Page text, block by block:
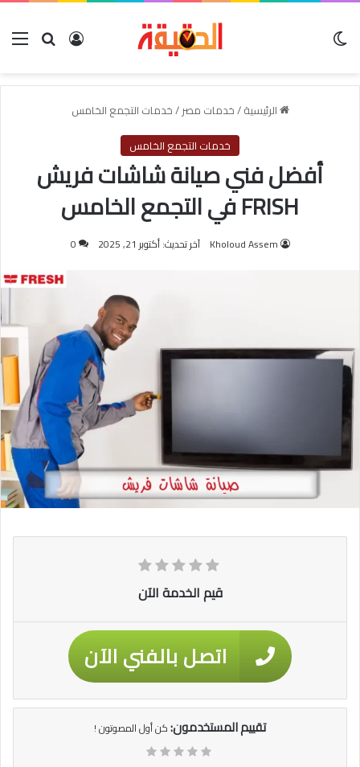
بحث عنتسجيل
الرئيسية/خدمات مصر/خدمات التجمع الخامس
خدمات التجمع الخامس
أفضل فني صيانة شاشات فريش
FRISH في التجمع الخامس
Kholoud Assem آخر تحديث: أكتوبر 21, 2025 0
قيم الخدمة الآن
اتصل بالفني الآن
تقييم المستخدمون:كن أول المصوتون !